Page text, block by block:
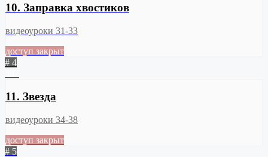
10. Заправка хвостиков
видеоуроки 31-33
доступ закрыт
# 4
11. Звезда
видеоуроки 34-38
доступ закрыт
# 5